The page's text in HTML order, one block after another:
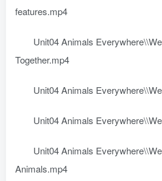
features.mp4
Unit04 Animals
Together.mp4
Unit04 Animals
Unit04 Animals
Unit04 Animals
Animals.mp4